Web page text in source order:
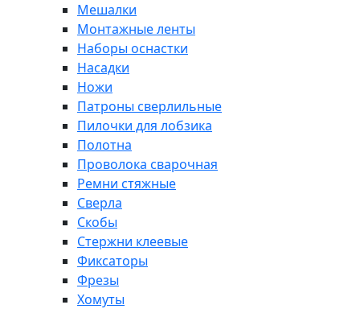
Мешалки
Монтажные ленты
Наборы оснастки
Насадки
Ножи
Патроны сверлильные
Пилочки для лобзика
Полотна
Проволока сварочная
Ремни стяжные
Сверла
Скобы
Стержни клеевые
Фиксаторы
Фрезы
Хомуты